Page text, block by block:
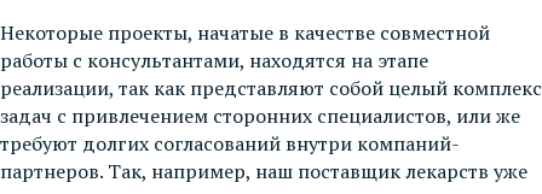
Некоторые проекты, начатые в качестве совместной
работы с консультантами, находятся на этапе
реализации, так как представляют собой целый комплекс
задач с привлечением сторонних специалистов, или же
требуют долгих согласований внутри компаний-
партнеров. Так, например, наш поставщик лекарств уже